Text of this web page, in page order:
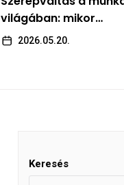
állás után nézni?
világában: mikor
érdemes új állás után
2026.05.20.
Keresés